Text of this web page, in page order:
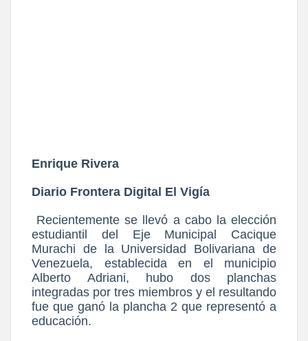
Enrique Rivera
Diario Frontera Digital El Vigía
Recientemente se llevó a cabo la elección
estudiantil del Eje Municipal Cacique
Murachi de la Universidad Bolivariana de
Venezuela, establecida en el municipio
Alberto Adriani, hubo dos planchas
integradas por tres miembros y el resultando
fue que ganó la plancha 2 que representó a
educación.